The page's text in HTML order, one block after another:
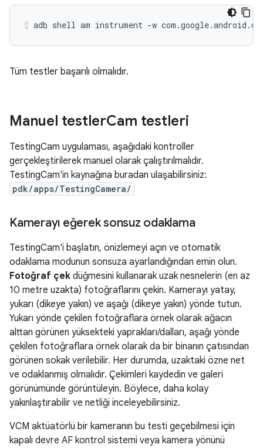
Tüm testler başarılı olmalıdır.
Manuel testlerCam testleri
TestingCam uygulaması, aşağıdaki kontroller
gerçekleştirilerek manuel olarak çalıştırılmalıdır.
TestingCam'in kaynağına buradan ulaşabilirsiniz:
pdk/apps/TestingCamera/
Kamerayı eğerek sonsuz odaklama
TestingCam'i başlatın, önizlemeyi açın ve otomatik
odaklama modunun sonsuza ayarlandığından emin olun.
Fotoğraf çek düğmesini kullanarak uzak nesnelerin (en az
10 metre uzakta) fotoğraflarını çekin. Kamerayı yatay,
yukarı (dikeye yakın) ve aşağı (dikeye yakın) yönde tutun.
Yukarı yönde çekilen fotoğraflara örnek olarak ağacın
alttan görünen yüksekteki yaprakları/dalları, aşağı yönde
çekilen fotoğraflara örnek olarak da bir binanın çatısından
görünen sokak verilebilir. Her durumda, uzaktaki özne net
ve odaklanmış olmalıdır. Çekimleri kaydedin ve galeri
görünümünde görüntüleyin. Böylece, daha kolay
yakınlaştırabilir ve netliği inceleyebilirsiniz.
VCM aktüatörlü bir kameranın bu testi geçebilmesi için
kapalı devre AF kontrol sistemi veya kamera yönünü